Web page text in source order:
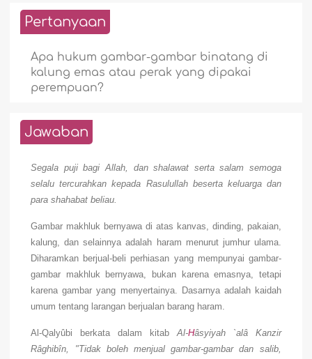
Pertanyaan
Apa hukum gambar-gambar binatang di
kalung emas atau perak yang dipakai
perempuan?
Jawaban
Segala puji bagi Allah, dan shalawat serta salam semoga
selalu tercurahkan kepada Rasulullah beserta keluarga dan
para shahabat beliau.
Gambar makhluk bernyawa di atas kanvas, dinding, pakaian,
kalung, dan selainnya adalah haram menurut jumhur ulama.
Diharamkan berjual-beli perhiasan yang mempunyai gambar-
gambar makhluk bernyawa, bukan karena emasnya, tetapi
karena gambar yang menyertainya. Dasarnya adalah kaidah
umum tentang larangan berjualan barang haram.
Al-Qalyûbi berkata dalam kitabAl-Hâsyiyah `alâ Kanzir
Râghibîn, "Tidak boleh menjual gambar-gambar dan salib,